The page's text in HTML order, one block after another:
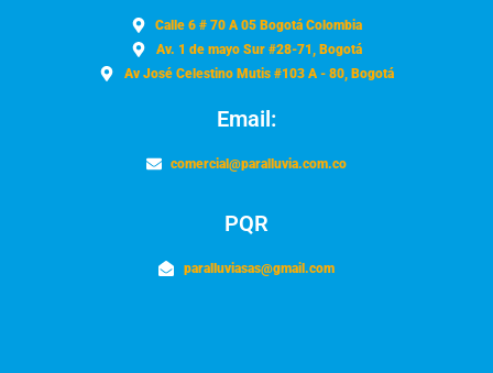
Calle 6 # 70 A 05 Bogotá Colombia
Av. 1 de mayo Sur #28-71, Bogotá
Av José Celestino Mutis #103 A - 80, Bogotá
Email:
comercial@paralluvia.com.co
PQR
paralluviasas@gmail.com